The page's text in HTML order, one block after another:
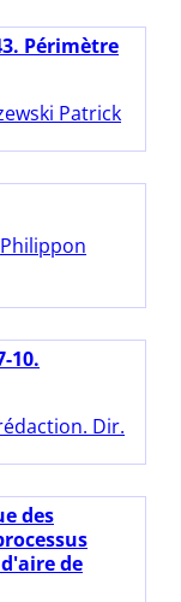
Périmètre
Patrick
Philippon
10.
Dir.
des
de